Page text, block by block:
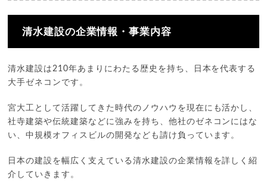
清水建設の企業情報・事業内容
清水建設は210年あまりにわたる歴史を持ち、日本を代表する
大手ゼネコンです。
宮大工として活躍してきた時代のノウハウを現在にも活かし、
社寺建築や伝統建築などに強みを持ち、他社のゼネコンにはな
い、中規模オフィスビルの開発なども請け負っています。
日本の建設を幅広く支えている清水建設の企業情報を詳しく紹
介していきます。